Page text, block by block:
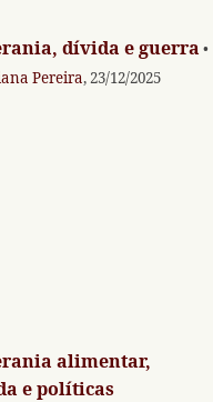
dívida e guerra •
Pereira, 23/12/2025
alimentar,
e políticas